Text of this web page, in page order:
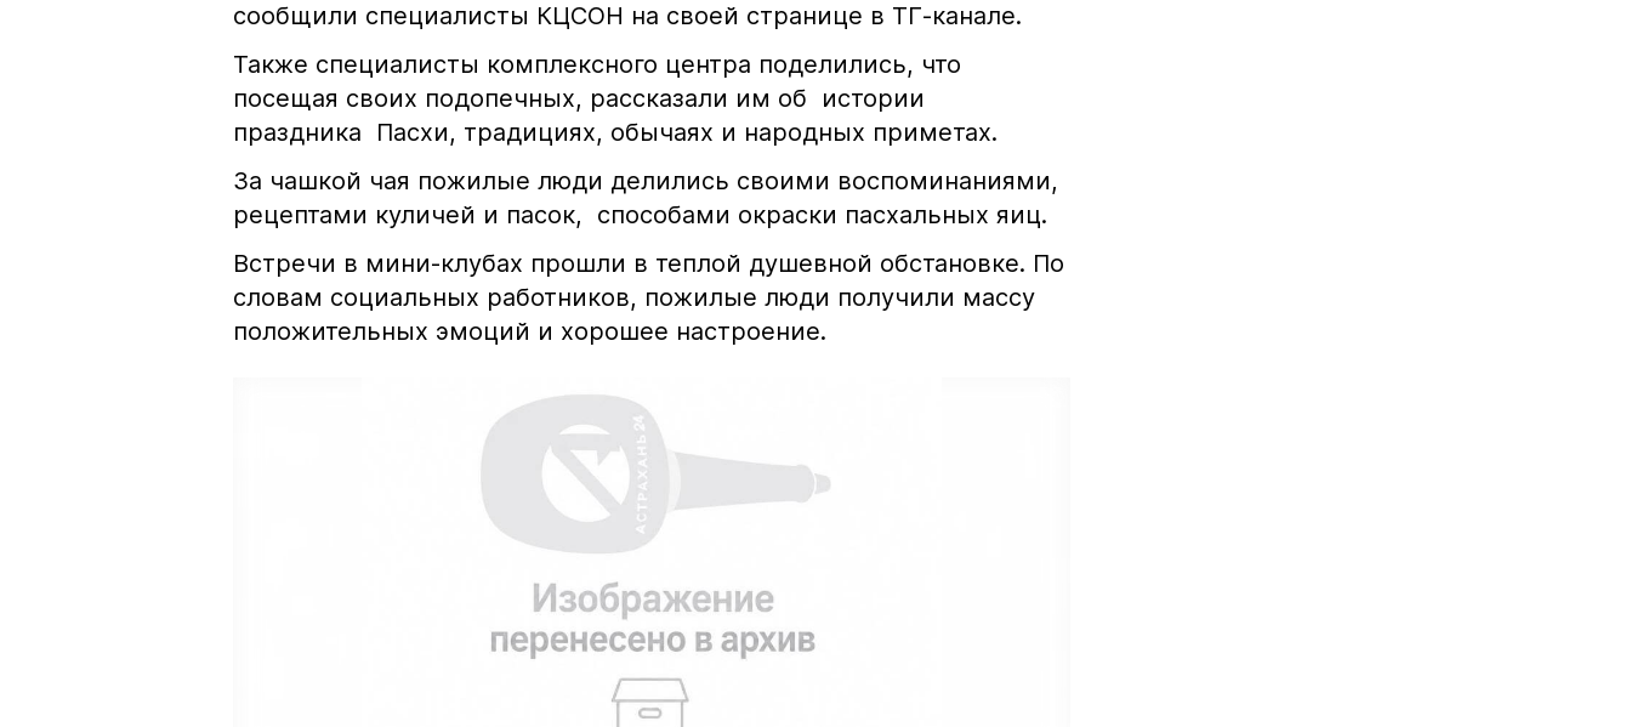
сообщили специалисты КЦСОН на своей странице в ТГ-канале.
Также специалисты комплексного центра поделились, что
посещая своих подопечных, рассказали им об истории
праздника Пасхи, традициях, обычаях и народных приметах.
За чашкой чая пожилые люди делились своими воспоминаниями,
рецептами куличей и пасок, способами окраски пасхальных яиц.
Встречи в мини-клубах прошли в теплой душевной обстановке. По
словам социальных работников, пожилые люди получили массу
положительных эмоций и хорошее настроение.